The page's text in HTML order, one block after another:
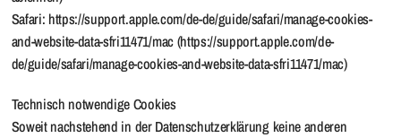
Safari: https://support.apple.com/de-de/guide/safari/manage-cookies-
and-website-data-sfri11471/mac (https://support.apple.com/de-
de/guide/safari/manage-cookies-and-website-data-sfri11471/mac)
Technisch notwendige Cookies
Soweit nachstehend in der Datenschutzerklärung keine anderen